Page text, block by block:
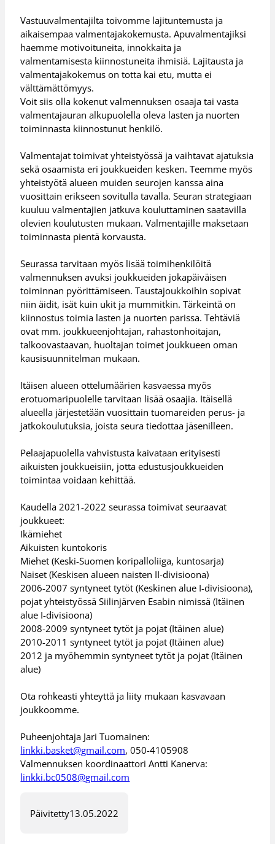
Vastuuvalmentajilta toivomme lajituntemusta ja
aikaisempaa valmentajakokemusta. Apuvalmentajiksi
haemme motivoituneita, innokkaita ja
valmentamisesta kiinnostuneita ihmisiä. Lajitausta ja
valmentajakokemus on totta kai etu, mutta ei
välttämättömyys.
Voit siis olla kokenut valmennuksen osaaja tai vasta
valmentajauran alkupuolella oleva lasten ja nuorten
toiminnasta kiinnostunut henkilö.
Valmentajat toimivat yhteistyössä ja vaihtavat ajatuksia
sekä osaamista eri joukkueiden kesken. Teemme myös
yhteistyötä alueen muiden seurojen kanssa aina
vuosittain erikseen sovitulla tavalla. Seuran strategiaan
kuuluu valmentajien jatkuva kouluttaminen saatavilla
olevien koulutusten mukaan. Valmentajille maksetaan
toiminnasta pientä korvausta.
Seurassa tarvitaan myös lisää toimihenkilöitä
valmennuksen avuksi joukkueiden jokapäiväisen
toiminnan pyörittämiseen. Taustajoukkoihin sopivat
niin äidit, isät kuin ukit ja mummitkin. Tärkeintä on
kiinnostus toimia lasten ja nuorten parissa. Tehtäviä
ovat mm. joukkueenjohtajan, rahastonhoitajan,
talkoovastaavan, huoltajan toimet joukkueen oman
kausisuunnitelman mukaan.
Itäisen alueen ottelumäärien kasvaessa myös
erotuomaripuolelle tarvitaan lisää osaajia. Itäisellä
alueella järjestetään vuosittain tuomareiden perus- ja
jatkokoulutuksia, joista seura tiedottaa jäsenilleen.
Pelaajapuolella vahvistusta kaivataan erityisesti
aikuisten joukkueisiin, jotta edustusjoukkueiden
toimintaa voidaan kehittää.
Kaudella 2021-2022 seurassa toimivat seuraavat
joukkueet:
Ikämiehet
Aikuisten kuntokoris
Miehet (Keski-Suomen koripalloliiga, kuntosarja)
Naiset (Keskisen alueen naisten II-divisioona)
2006-2007 syntyneet tytöt (Keskinen alue I-divisioona),
pojat yhteistyössä Siilinjärven Esabin nimissä (Itäinen
alue I-divisioona)
2008-2009 syntyneet tytöt ja pojat (Itäinen alue)
2010-2011 syntyneet tytöt ja pojat (Itäinen alue)
2012 ja myöhemmin syntyneet tytöt ja pojat (Itäinen
alue)
Ota rohkeasti yhteyttä ja liity mukaan kasvavaan
joukkoomme.
Puheenjohtaja Jari Tuomainen:
linkki.basket@gmail.com, 050-4105908
Valmennuksen koordinaattori Antti Kanerva:
linkki.bc0508@gmail.com
Päivitetty13.05.2022